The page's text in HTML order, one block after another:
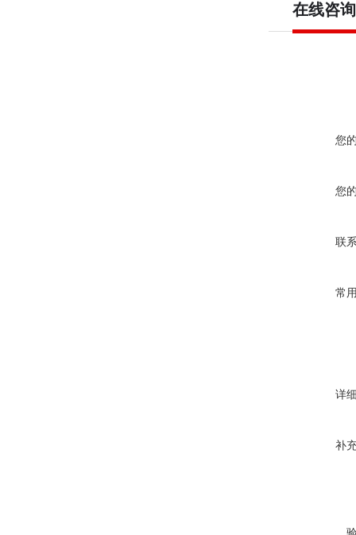
在线咨询
您
您
联
常
详
补